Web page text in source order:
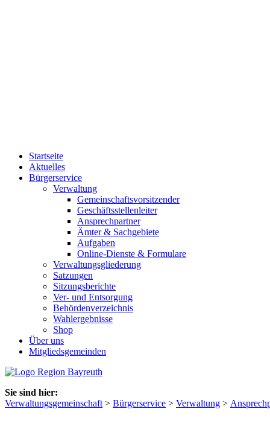
Startseite
Aktuelles
Bürgerservice
Verwaltung
Gemeinschaftsvorsitzender
Geschäftsstellenleiter
Ansprechpartner
Ämter & Sachgebiete
Aufgaben
Online-Dienste & Formulare
Verwaltungsgliederung
Satzungen
Sitzungsberichte
Ver- und Entsorgung
Behördenverzeichnis
Wahlergebnisse
Shop
Über uns
Mitgliedsgemeinden
Sie sind hier:
Verwaltungsgemeinschaft > Bürgerservice > Verwaltung >